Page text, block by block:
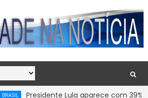
Presidente Lula aparece com 39% contra